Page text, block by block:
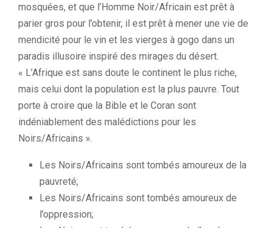
mosquées, et que l’Homme Noir/Africain est prêt à
parier gros pour l’obtenir, il est prêt à mener une vie de
mendicité pour le vin et les vierges à gogo dans un
paradis illusoire inspiré des mirages du désert.
« L’Afrique est sans doute le continent le plus riche,
mais celui dont la population est la plus pauvre. Tout
porte à croire que la Bible et le Coran sont
indéniablement des malédictions pour les
Noirs/Africains ».
Les Noirs/Africains sont tombés amoureux de la
pauvreté;
Les Noirs/Africains sont tombés amoureux de
l’oppression;